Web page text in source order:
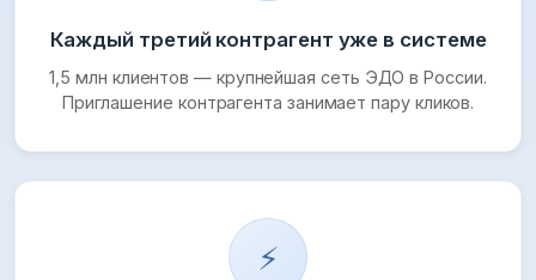
Каждый третий контрагент уже в системе
1,5 млн клиентов — крупнейшая сеть ЭДО в России.
Приглашение контрагента занимает пару кликов.
⚡